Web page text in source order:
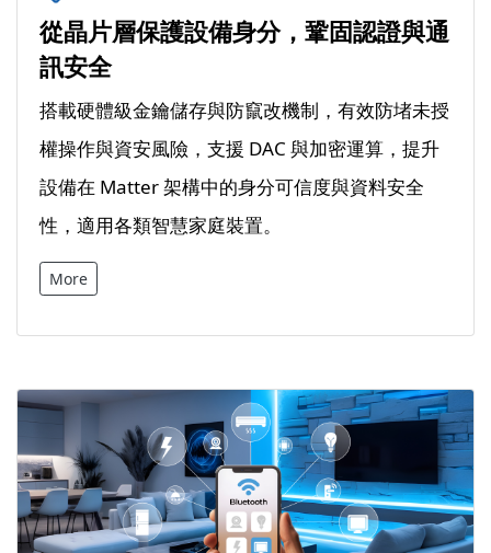
從晶片層保護設備身分，鞏固認證與通
訊安全
搭載硬體級金鑰儲存與防竄改機制，有效防堵未授
權操作與資安風險，支援 DAC 與加密運算，提升
設備在 Matter 架構中的身分可信度與資料安全
性，適用各類智慧家庭裝置。
More